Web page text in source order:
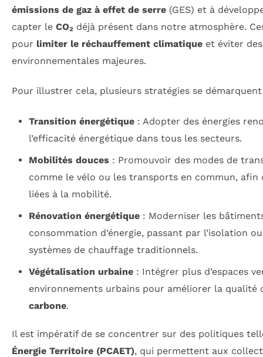
émissions de gaz à effet de serre (GES) et à
capter le CO₂ déjà présent dans notre atmosphère.
pour limiter le réchauffement climatique et éviter
environnementales majeures.
Pour illustrer cela, plusieurs stratégies se
Transition énergétique: Adopter des énergies
l’efficacité énergétique dans tous les secteurs.
Mobilités douces : Promouvoir des modes de
comme le vélo ou les transports en commun, afin
liées à la mobilité.
Rénovation énergétique: Moderniser les
consommation d’énergie, passant par l’isolation
systèmes de chauffage traditionnels.
Végétalisation urbaine: Intégrer plus d’espaces
environnements urbains pour améliorer la qualité
carbone.
Il est impératif de se concentrer sur des politiques
Énergie Territoire (PCAET), qui permettent aux